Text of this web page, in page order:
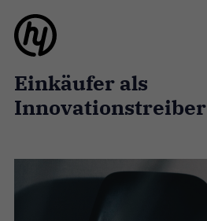
Einkäufer als
Innovationstreiber